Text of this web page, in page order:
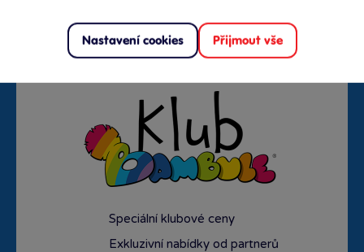
Speciální klubové ceny
Exkluzivní nabídky od partnerů
Nastavení cookies Přijmout vše